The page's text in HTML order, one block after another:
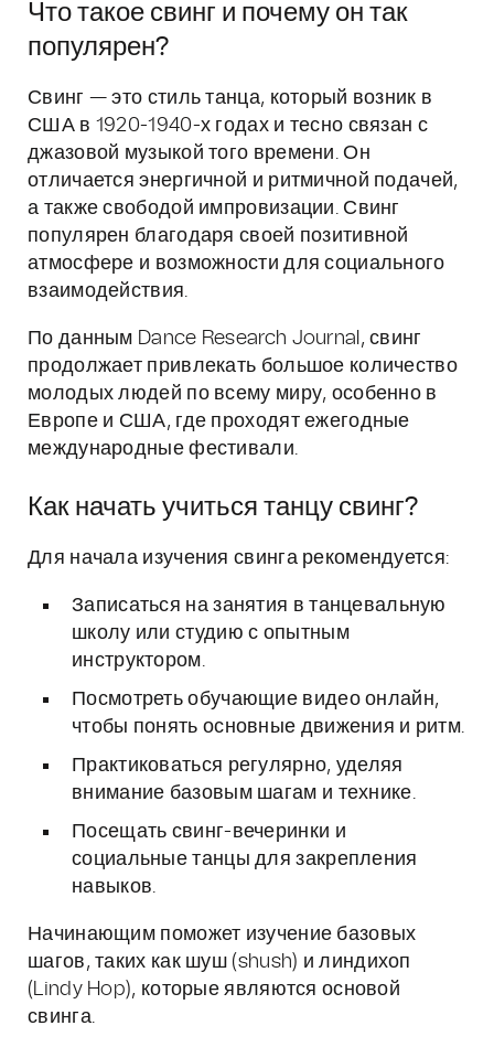
Что такое свинг и почему он так
популярен?
Свинг — это стиль танца, который возник в
США в 1920-1940-х годах и тесно связан с
джазовой музыкой того времени. Он
отличается энергичной и ритмичной подачей,
а также свободой импровизации. Свинг
популярен благодаря своей позитивной
атмосфере и возможности для социального
взаимодействия.
По данным Dance Research Journal, свинг
продолжает привлекать большое количество
молодых людей по всему миру, особенно в
Европе и США, где проходят ежегодные
международные фестивали.
Как начать учиться танцу свинг?
Для начала изучения свинга рекомендуется:
Записаться на занятия в танцевальную
школу или студию с опытным
инструктором.
Посмотреть обучающие видео онлайн,
чтобы понять основные движения и ритм.
Практиковаться регулярно, уделяя
внимание базовым шагам и технике.
Посещать свинг-вечеринки и
социальные танцы для закрепления
навыков.
Начинающим поможет изучение базовых
шагов, таких как шуш (shush) и линдихоп
(Lindy Hop), которые являются основой
свинга.